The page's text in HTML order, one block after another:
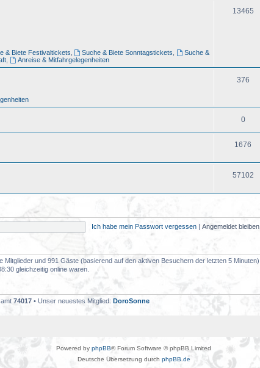
& Biete Festivaltickets Suche & Biete Sonntagstickets
Suche &
, Anreise & Mitfahrgelegenheiten
13465
376
0
1676
57102
Ich habe mein Passwort vergessen | Angemeldet bleiben
und 991 Gäste (basierend auf den aktiven Besuchern der letzten 5 Minuten)
gleichzeitig online waren.
74017 • Unser neuestes Mitglied: DoroSonne
Powered by phpBB® Forum Software © phpBB Limited
Deutsche Übersetzung durch phpBB.de